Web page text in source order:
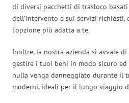
di diversi pacchetti di trasloco basati
dell’intervento e sui servizi richiesti,
l’opzione più adatta a te.
Inoltre, la nostra azienda si avvale
gestire i tuoi beni in modo sicuro ed
nulla venga danneggiato durante il
moderni, ideali per il lungo viaggio